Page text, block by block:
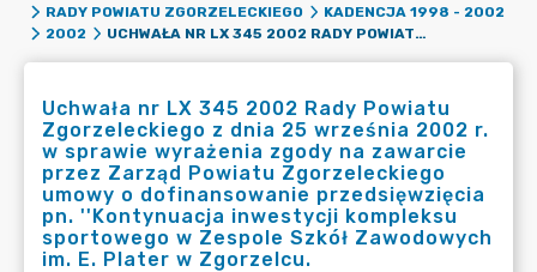
RADY POWIATU ZGORZELECKIEGO
KADENCJA 1998 - 2002
2002
UCHWAŁA NR LX 345 2002 RADY POWIATU ZGORZELECKIEGO Z DNIA 25 WRZEŚNIA 2002 R. W SPRAWIE WYRAŻENIA ZGODY NA ZAWARCIE PRZEZ ZARZĄD POWIATU ZGORZELECKIEGO UMOWY O DOFINANSOWANIE PRZEDSIĘWZIĘCIA PN. ''KONTYNUACJA INWESTYCJI KOMPLEKSU SPORTOWEGO W ZESPOLE SZKÓŁ ZAWODOWYCH IM. E. PLATER W ZGORZELCU.
Uchwała nr LX 345 2002 Rady Powiatu
Zgorzeleckiego z dnia 25 września 2002 r.
w sprawie wyrażenia zgody na zawarcie
przez Zarząd Powiatu Zgorzeleckiego
umowy o dofinansowanie przedsięwzięcia
pn. ''Kontynuacja inwestycji kompleksu
sportowego w Zespole Szkół Zawodowych
im. E. Plater w Zgorzelcu.